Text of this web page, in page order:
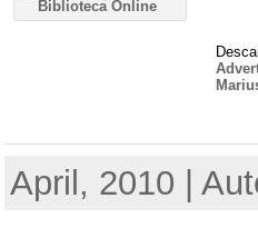
April, 2010 |